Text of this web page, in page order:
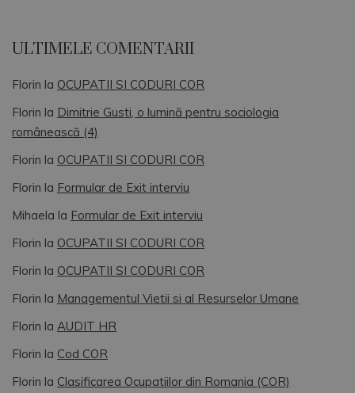
ULTIMELE COMENTARII
Florin la OCUPATII SI CODURI COR
Florin la Dimitrie Gusti, o lumină pentru sociologia
românească (4)
Florin la OCUPATII SI CODURI COR
Florin la Formular de Exit interviu
Mihaela la Formular de Exit interviu
Florin la OCUPATII SI CODURI COR
Florin la OCUPATII SI CODURI COR
Florin la Managementul Vietii si al Resurselor Umane
Florin la AUDIT HR
Florin la Cod COR
Florin la Clasificarea Ocupatiilor din Romania (COR)